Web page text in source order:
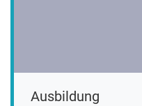
Ausbildung